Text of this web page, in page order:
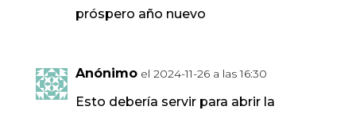
próspero año nuevo
Anónimo el 2024-11-26 a las 16:30
Esto debería servir para abrir la